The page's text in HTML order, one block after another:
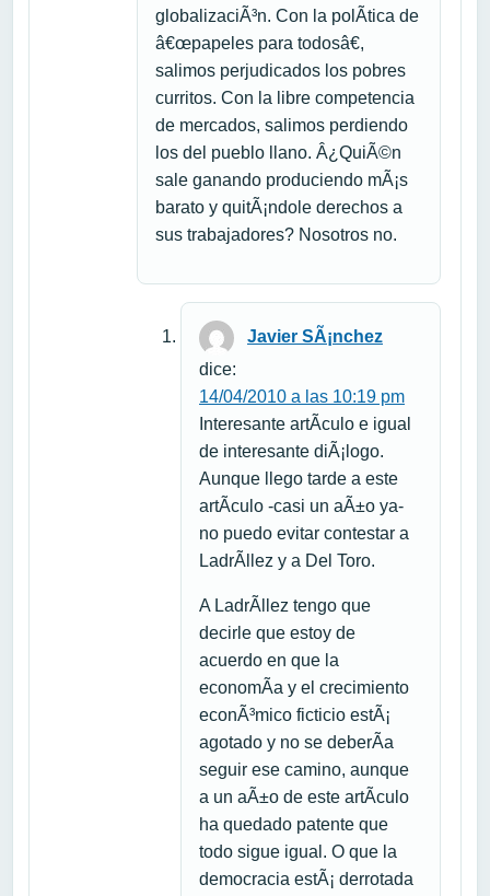
globalizaciÃ³n. Con la polÃ­tica de
â€œpapeles para todosâ€,
salimos perjudicados los pobres
curritos. Con la libre competencia
de mercados, salimos perdiendo
los del pueblo llano. Â¿QuiÃ©n
sale ganando produciendo mÃ¡s
barato y quitÃ¡ndole derechos a
sus trabajadores? Nosotros no.
Javier SÃ¡nchez
dice:
14/04/2010 a las 10:19 pm
Interesante artÃ­culo e igual
de interesante diÃ¡logo.
Aunque llego tarde a este
artÃ­culo -casi un aÃ±o ya-
no puedo evitar contestar a
LadrÃ­llez y a Del Toro.
A LadrÃ­llez tengo que
decirle que estoy de
acuerdo en que la
economÃ­a y el crecimiento
econÃ³mico ficticio estÃ¡
agotado y no se deberÃ­a
seguir ese camino, aunque
a un aÃ±o de este artÃ­culo
ha quedado patente que
todo sigue igual. O que la
democracia estÃ¡ derrotada